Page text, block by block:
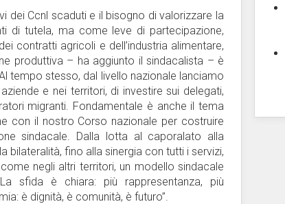
dei Ccnl scaduti e il bisogno di valorizzare la
di tutela, ma come leve di partecipazione,
contratti agricoli e dell’industria alimentare,
produttiva – ha aggiunto il sindacalista – è
tempo stesso, dal livello nazionale lanciamo
e nei territori, di investire sui delegati,
migranti. Fondamentale è anche il tema
con il nostro Corso nazionale per costruire
sindacale. Dalla lotta al caporalato alla
bilateralità, fino alla sinergia con tutti i servizi,
negli altri territori, un modello sindacale
sfida è chiara: più rappresentanza, più
è dignità, è comunità, è futuro”.